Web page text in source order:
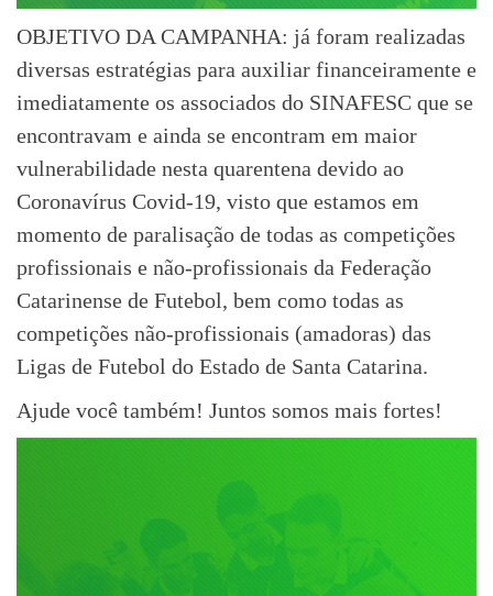
OBJETIVO DA CAMPANHA: já foram realizadas
diversas estratégias para auxiliar financeiramente e
imediatamente os associados do SINAFESC que se
encontravam e ainda se encontram em maior
vulnerabilidade nesta quarentena devido ao
Coronavírus Covid-19, visto que estamos em
momento de paralisação de todas as competições
profissionais e não-profissionais da Federação
Catarinense de Futebol, bem como todas as
competições não-profissionais (amadoras) das
Ligas de Futebol do Estado de Santa Catarina.
Ajude você também! Juntos somos mais fortes!